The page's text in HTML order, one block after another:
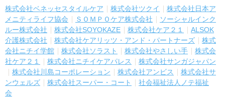
株式会社ベネッセスタイルケア 株式会社ツクイ
株式会社日本ア
メニティライフ協会
ＳＯＭＰＯケア株式会社
ソーシャルインク
ルー株式会社
株式会社SOYOKAZE 株式会社ケア２１
ALSOK
介護株式会社
株式会社ケアリッツ・アンド・パートナーズ
株式
会社ニチイ学館
株式会社ソラスト 株式会社やさしい手
株式会
社ケア２１
株式会社ニチイケアパレス
株式会社サンガジャパン
株式会社川島コーポレーション
株式会社アンビス
株式会社サ
ンウェルズ
株式会社スーパー・コート
社会福祉法人ノテ福祉
会